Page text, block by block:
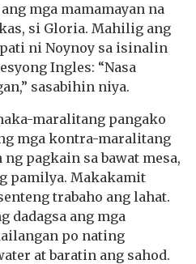
mga mamamayan na
si Gloria. Mahilig ang
ni Noynoy sa isinalin
Ingles: “Nasa
sasabihin niya.
maralitang pangako
mga kontra-maralitang
pagkain sa bawat mesa,
pamilya. Makakamit
trabaho ang lahat.
dadagsa ang mga
po nating
at baratin ang sahod.